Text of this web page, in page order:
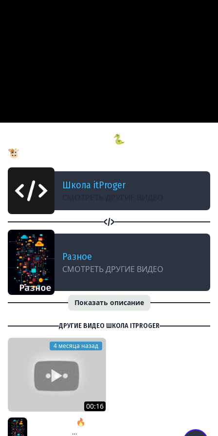
Делаем из языка Python 🐍 говорящую корову
🐮 #python
Школа itProger
Разное
СМОТРЕТЬ ДРУГИЕ ВИДЕО
Показать описание
ДРУГИЕ ВИДЕО ШКОЛА ITPROGER
4 месяца назад
00:16
Python vs Java 🔥 /